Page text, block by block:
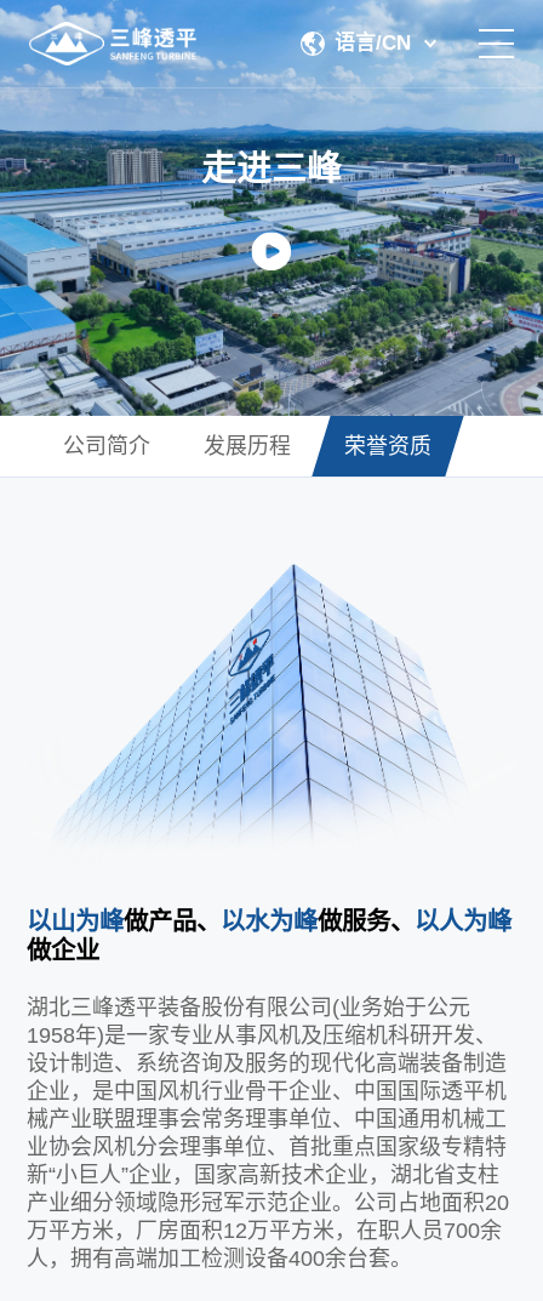
产品中心
加工检测
服务支持
联系我们
语言/CN
走进三峰
公司简介 发展历程 荣誉资质
以山为峰做产品、 以水为峰做服务、 以人为峰
做企业
湖北三峰透平装备股份有限公司(业务始于公元
1958年)是一家专业从事风机及压缩机科研开发、
设计制造、系统咨询及服务的现代化高端装备制造
企业，是中国风机行业骨干企业、中国国际透平机
械产业联盟理事会常务理事单位、中国通用机械工
业协会风机分会理事单位、首批重点国家级专精特
新“小巨人”企业，国家高新技术企业，湖北省支柱
产业细分领域隐形冠军示范企业。公司占地面积20
万平方米，厂房面积12万平方米，在职人员700余
人，拥有高端加工检测设备400余台套。